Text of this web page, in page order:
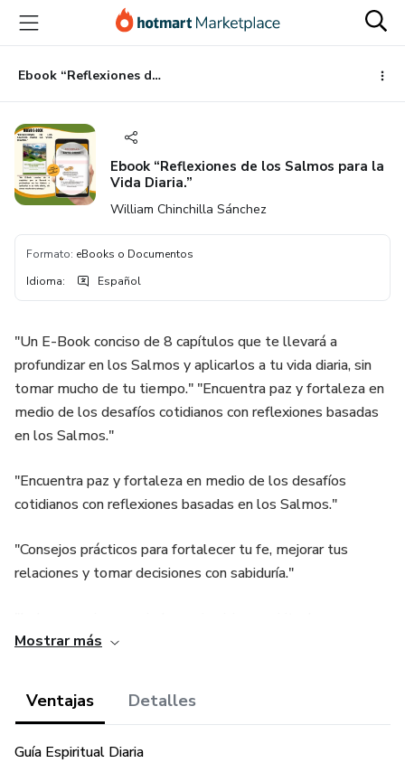
principal
página
de
página
Ebook “Reflexiones de los Salmos para la Vida Diaria.”
Ebook “Reflexiones de los Salmos para la
Vida Diaria.”
William Chinchilla Sánchez
Formato: eBooks o Documentos
Idioma: Español
"Un E-Book conciso de 8 capítulos que te llevará a
profundizar en los Salmos y aplicarlos a tu vida diaria, sin
tomar mucho de tu tiempo." "Encuentra paz y fortaleza en
medio de los desafíos cotidianos con reflexiones basadas
en los Salmos."
"Encuentra paz y fortaleza en medio de los desafíos
cotidianos con reflexiones basadas en los Salmos."
"Consejos prácticos para fortalecer tu fe, mejorar tus
relaciones y tomar decisiones con sabiduría."
profundizar tu conexión con Dios."
Esperanza
Mostrar más
Ventajas Detalles
Guía Espiritual Diaria